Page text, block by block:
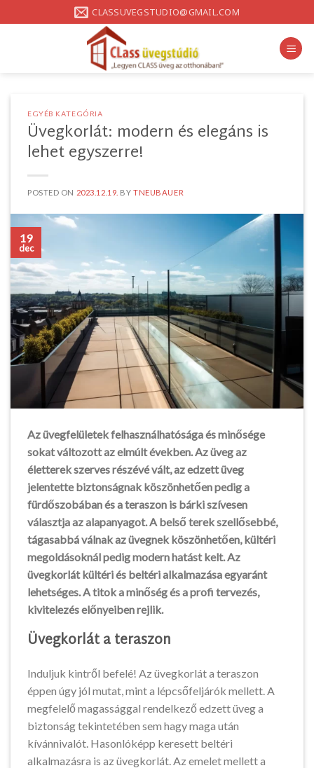
to
CLASSUVEGSTUDIO@GMAIL.COM
EGYÉB KATEGÓRIA
Üvegkorlát: modern és elegáns is
lehet egyszerre!
POSTED ON 2023.12.19. BYTNEUBAUER
19
dec
Az üvegfelületek felhasználhatósága és minősége
sokat változott az elmúlt években. Az üveg az
életterek szerves részévé vált, az edzett üveg
jelentette biztonságnak köszönhetően pedig a
fürdőszobában és a teraszon is bárki szívesen
választja az alapanyagot. A belső terek szellősebbé,
tágasabbá válnak az üvegnek köszönhetően, kültéri
megoldásoknál pedig modern hatást kelt. Az
üvegkorlát kültéri és beltéri alkalmazása egyaránt
lehetséges. A titok a minőség és a profi tervezés,
kivitelezés előnyeiben rejlik.
Üvegkorlát a teraszon
Induljuk kintről befelé! Az üvegkorlát a teraszon
éppen úgy jól mutat, mint a lépcsőfeljárók mellett. A
megfelelő magassággal rendelkező edzett üveg a
biztonság tekintetében sem hagy maga után
kívánnivalót. Hasonlóképp keresett beltéri
alkalmazásra is az üvegkorlát. Az emelet mellett a